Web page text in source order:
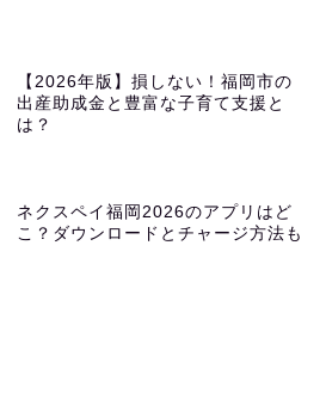
【2026年版】損しない！福岡市の
出産助成金と豊富な子育て支援と
は？
ネクスペイ福岡2026のアプリはど
こ？ダウンロードとチャージ方法も